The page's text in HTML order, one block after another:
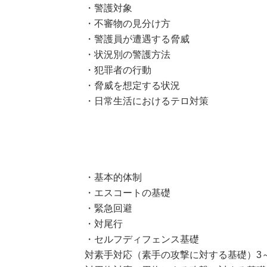
・警護対象
・不審物の見分け方
・警護員が遭遇する脅威
・状況別の警護方法
・犯罪者の行動
・脅威を想定する状況
・日常生活におけるテロ対策
・基本的体制
・エスコートの基礎
・緊急回避
・対尾行
・セルフディフェンス基礎
対素手対応（素手の攻撃に対する基礎）3